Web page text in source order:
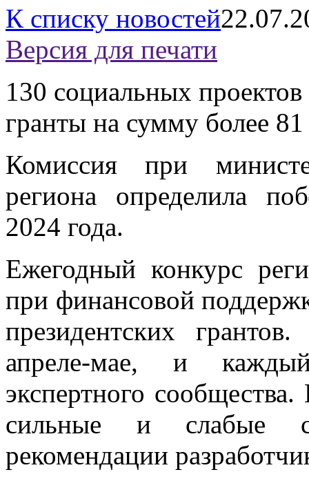
К списку новостей
Версия для печати
130 социальных
гранты на сумму более
Комиссия при
региона определила
2024 года.
Ежегодный конкурс
при финансовой
президентских
апреле-мае, и
экспертного
сильные и слабые
рекомендации